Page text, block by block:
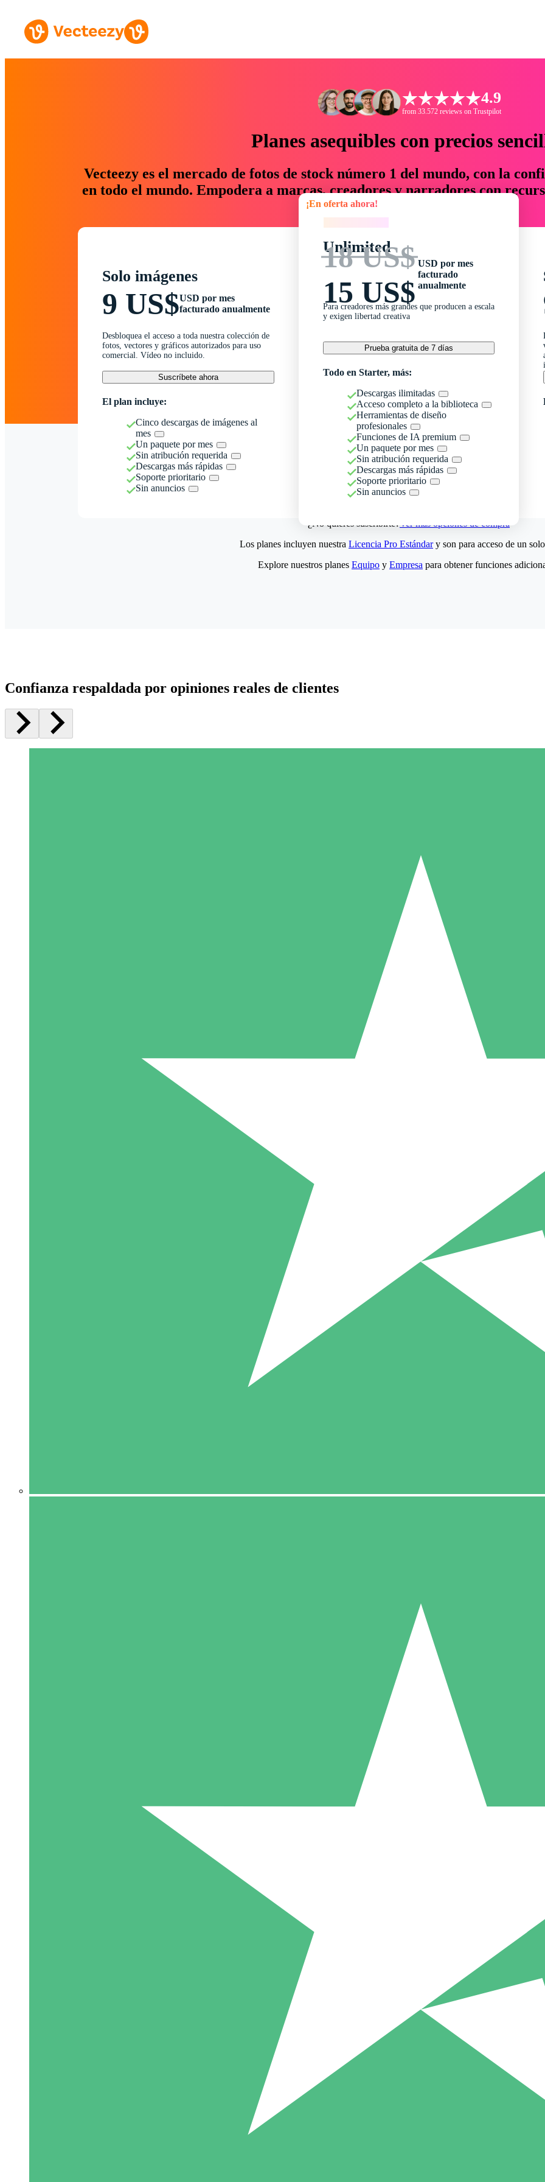
4.9
from 33.572 reviews on Trustpilot
Planes asequibles con precios
Vecteezy es el mercado de fotos de stock número 1 del mundo, con la
en todo el mundo. Empodera a marcas, creadores y narradores con
un 76 % en tiempo y presupuesto.
Solo imágenes
9 US$USD por mes
facturado anualmente
Desbloquea el acceso a toda nuestra colección de
fotos, vectores y gráficos autorizados para uso
comercial. Vídeo no incluido.
Suscríbete ahora
El plan incluye:
Cinco descargas de imágenes al
mes
Un paquete por mes
Sin atribución requerida
Descargas más rápidas
Soporte prioritario
Sin anuncios
¡En oferta ahora!
Unlimited
18 US$
15 US$
USD por mes
facturado
anualmente
Para creadores más grandes que producen a escala
y exigen libertad creativa
Prueba gratuita de 7 días
Todo en Starter, más:
Descargas ilimitadas
Acceso completo a la biblioteca
Herramientas de diseño
profesionales
Funciones de IA premium
Un paquete por mes
Sin atribución requerida
Descargas más rápidas
Soporte prioritario
Sin anuncios
¿No quieres suscribirte?Ver más opciones de compra
5 Descargas
15
Los planes incluyen nuestra Licencia Pro Estándary son para acceso de un
Explore nuestros planes Equipo y Empresa para obtener funciones
Confianza respaldada por opiniones reales de clientes